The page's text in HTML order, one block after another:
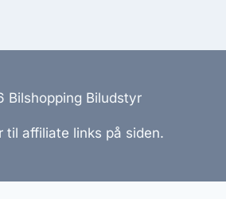
Bilshopping Biludstyr
til affiliate links på siden.